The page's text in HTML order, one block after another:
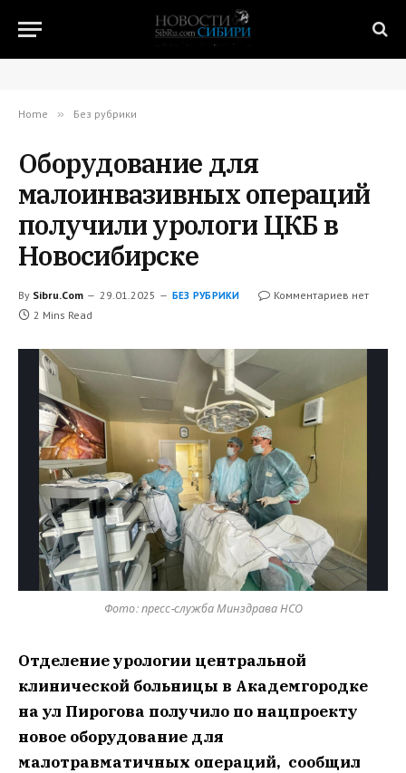
Home » Без рубрики
Оборудование для
малоинвазивных операций
получили урологи ЦКБ в
Новосибирске
By Sibru.Com 29.01.2025 БЕЗ РУБРИКИ
Комментариев нет
2 Mins Read
Фото: пресс-служба Минздрава НСО
Отделение урологии центральной
клинической больницы в Академгородке
на ул Пирогова получило по нацпроекту
новое оборудование для
малотравматичных операций, сообщил